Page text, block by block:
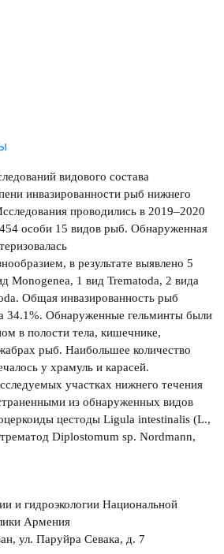
видового состава
инвазированности рыб нижнего
проводились в 2019–2020
особи 15 видов рыб. Обнаруженная
в результате выявлено 5
Monogenea, 1 вид Trematoda, 2 вида
Общая инвазированность рыб
34.1%. Обнаруженные гельминты были
в полости тела, кишечнике,
рыб. Наибольшее количество
у храмуль и карасей.
участках нижнего течения
из обнаруженных видов
цестоды Ligula intestinalis (L.,
Diplostomum sp. Nordmann,
и гидроэкологии Национальной
Армения
ул. Паруйра Севака, д. 7